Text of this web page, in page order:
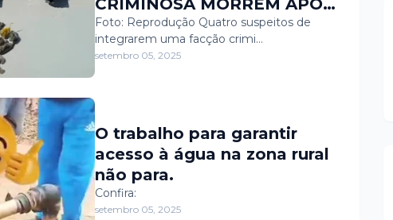
CONFRONTO COM
POLICIAIS NO RN
Foto: Reprodução Quatro suspeitos de
integrarem uma facção crimi…
setembro 05, 2025
O trabalho para garantir
acesso à água na zona rural
não para.
Confira:
setembro 05, 2025